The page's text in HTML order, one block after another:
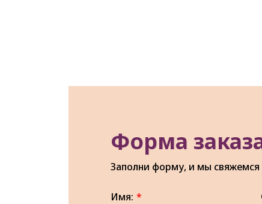
Форма
Заполни форму, и мы
Имя: *